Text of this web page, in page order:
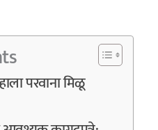
परवाना मिळू